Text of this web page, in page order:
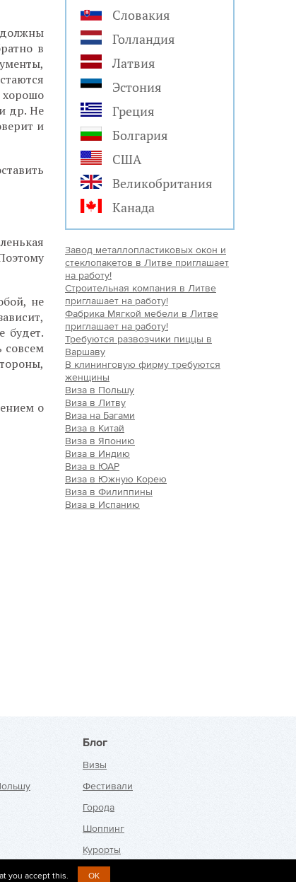
в
др. Не
и
не
будет.
совсем
о
Словакия
Голландия
Латвия
Эстония
Греция
Болгария
США
Великобритания
Канада
Завод металлопластиковых окон и
стеклопакетов в Литве приглашает
на работу!
Строительная компания в Литве
приглашает на работу!
Фабрика Мягкой мебели в Литве
приглашает на работу!
Требуются развозчики пиццы в
Варшаву
В клининговую фирму требуются
женщины
Виза в Польшу
Виза в Литву
Виза на Багами
Виза в Китай
Виза в Японию
Виза в Индию
Виза в ЮАР
Виза в Южную Корею
Виза в Филиппины
Виза в Испанию
Блог
Визы
Фестивали
Города
Шоппинг
Курорты
you accept this. OK